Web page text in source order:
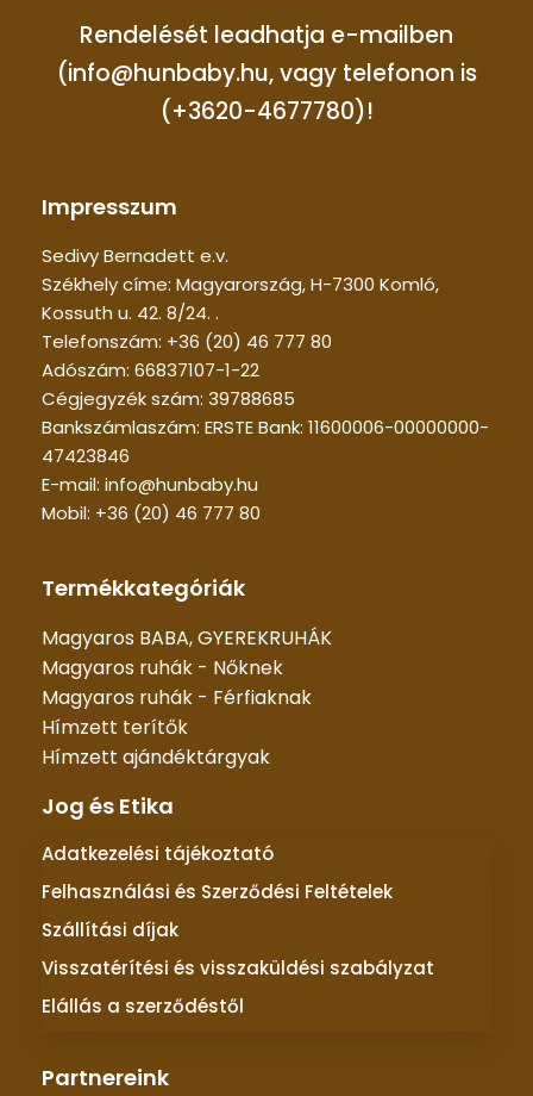
Rendelését leadhatja e-mailben
(info@hunbaby.hu, vagy telefonon is
(+3620-4677780)!
Impresszum
Sedivy Bernadett e.v.
Székhely címe: Magyarország, H-7300 Komló,
Kossuth u. 42. 8/24. .
Telefonszám: +36 (20) 46 777 80
Adószám: 66837107-1-22
Cégjegyzék szám: 39788685
Bankszámlaszám: ERSTE Bank: 11600006-00000000-
47423846
E-mail: info@hunbaby.hu
Mobil: +36 (20) 46 777 80
Termékkategóriák
Magyaros BABA, GYEREKRUHÁK
Magyaros ruhák - Nőknek
Magyaros ruhák - Férfiaknak
Hímzett terítők
Hímzett ajándéktárgyak
Jog és Etika
Adatkezelési tájékoztató
Felhasználási és Szerződési Feltételek
Szállítási díjak
Visszatérítési és visszaküldési szabályzat
Elállás a szerződéstől
Partnereink